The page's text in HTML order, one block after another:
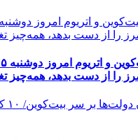
را از دست بدهد، همه‌چیز